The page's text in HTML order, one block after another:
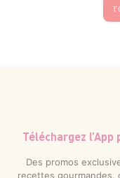
Téléchargez
Des promos
recettes gourmandes,